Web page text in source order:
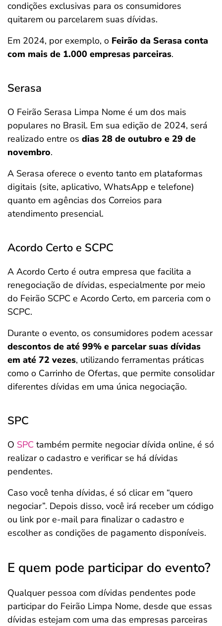
condições exclusivas para os consumidores
quitarem ou parcelarem suas dívidas.
Em 2024, por exemplo, o Feirão da Serasa conta
com mais de 1.000 empresas parceiras.
Serasa
O Feirão Serasa Limpa Nome é um dos mais
populares no Brasil. Em sua edição de 2024, será
realizado entre os dias 28 de outubro e 29 de
novembro.
A Serasa oferece o evento tanto em plataformas
digitais (site, aplicativo, WhatsApp e telefone)
quanto em agências dos Correios para
atendimento presencial.
Acordo Certo e SCPC
A Acordo Certo é outra empresa que facilita a
renegociação de dívidas, especialmente por meio
do Feirão SCPC e Acordo Certo, em parceria com o
SCPC.
Durante o evento, os consumidores podem acessar
descontos de até 99% e parcelar suas dívidas
em até 72 vezes, utilizando ferramentas práticas
como o Carrinho de Ofertas, que permite consolidar
diferentes dívidas em uma única negociação.
SPC
O SPC também permite negociar dívida online, é só
realizar o cadastro e verificar se há dívidas
pendentes.
Caso você tenha dívidas, é só clicar em “quero
negociar”. Depois disso, você irá receber um código
ou link por e-mail para finalizar o cadastro e
escolher as condições de pagamento disponíveis.
E quem pode participar do evento?
Qualquer pessoa com dívidas pendentes pode
participar do Feirão Limpa Nome, desde que essas
dívidas estejam com uma das empresas parceiras